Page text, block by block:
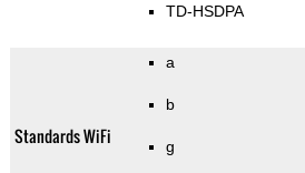
TD-HSDPA
Standards WiFi
a
b
g